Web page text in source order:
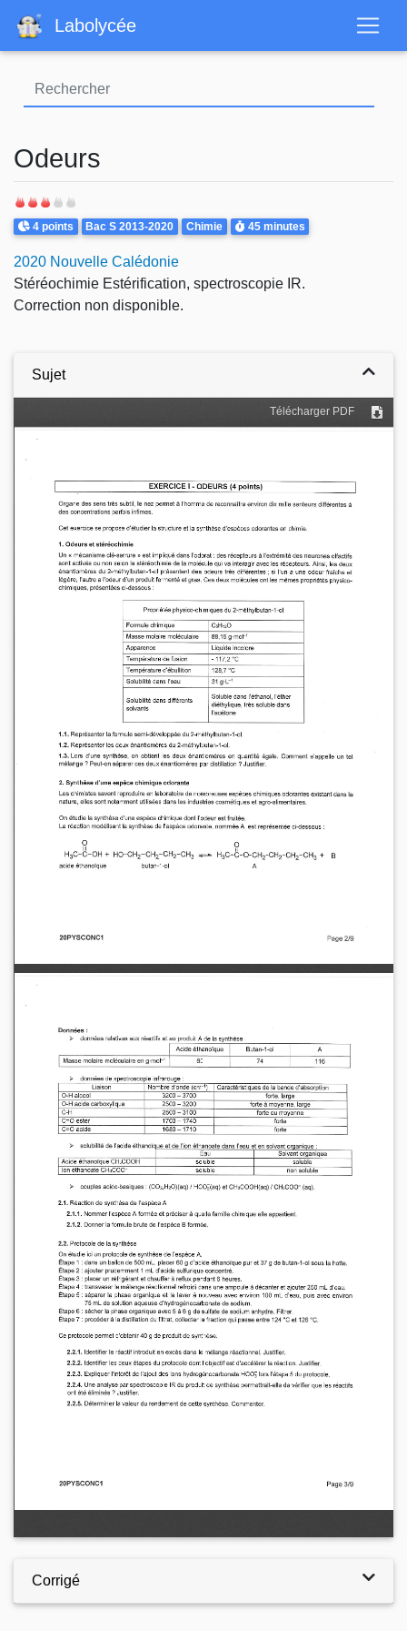
contenu
Labolycée
Odeurs
Points
4 points Theme
Bac S 2013-2020 Chimie Durée
45 minutes
2020 Nouvelle Calédonie
Stéréochimie Estérification, spectroscopie IR.
Correction non disponible.
Sujet
Corrigé